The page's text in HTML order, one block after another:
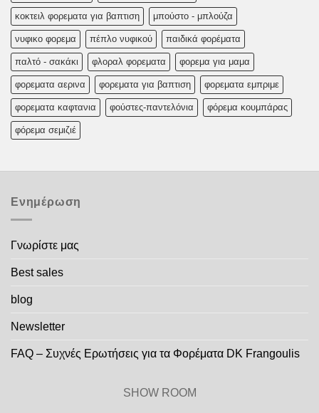
κοκτειλ φορεματα για βαπτιση μπούστο - μπλούζα
νυφικο φορεμα πέπλο νυφικού παιδικά φορέματα
παλτό - σακάκι φλοραλ φορεματα φορεμα για μαμα
φορεματα αερινα φορεματα για βαπτιση φορεματα εμπριμε
φορεματα καφτανια φούστες-παντελόνια φόρεμα κουμπάρας
φόρεμα σεμιζιέ
Ενημέρωση
Γνωρίστε μας
Best sales
blog
Newsletter
FAQ – Συχνές Ερωτήσεις για τα Φορέματα DK Frangoulis
SHOW ROOM